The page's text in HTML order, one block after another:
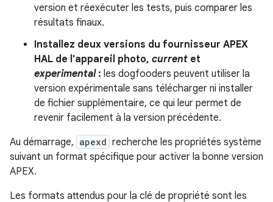
version et réexécuter les tests, puis comparer les
résultats finaux.
Installez deux versions du fournisseur APEX
HAL de l'appareil photo, current et
experimental: les dogfooders peuvent utiliser la
version expérimentale sans télécharger ni installer
de fichier supplémentaire, ce qui leur permet de
revenir facilement à la version précédente.
Au démarrage, apexd recherche les propriétés système
suivant un format spécifique pour activer la bonne version
APEX.
Les formats attendus pour la clé de propriété sont les